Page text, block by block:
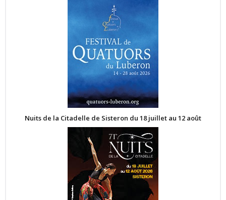
Nuits de la Citadelle de Sisteron du 18 juillet au 12 août